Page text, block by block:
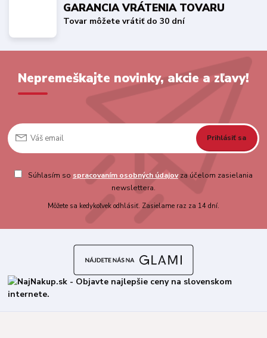
GARANCIA VRÁTENIA TOVARU
Tovar môžete vrátiť do 30 dní
Nepremeškajte novinky, akcie a zľavy!
Prihlásiť sa
Súhlasím so spracovaním osobných údajovza účelom zasielania
newslettera.
Môžete sa kedykoľvek odhlásiť. Zasielame raz za 14 dní.